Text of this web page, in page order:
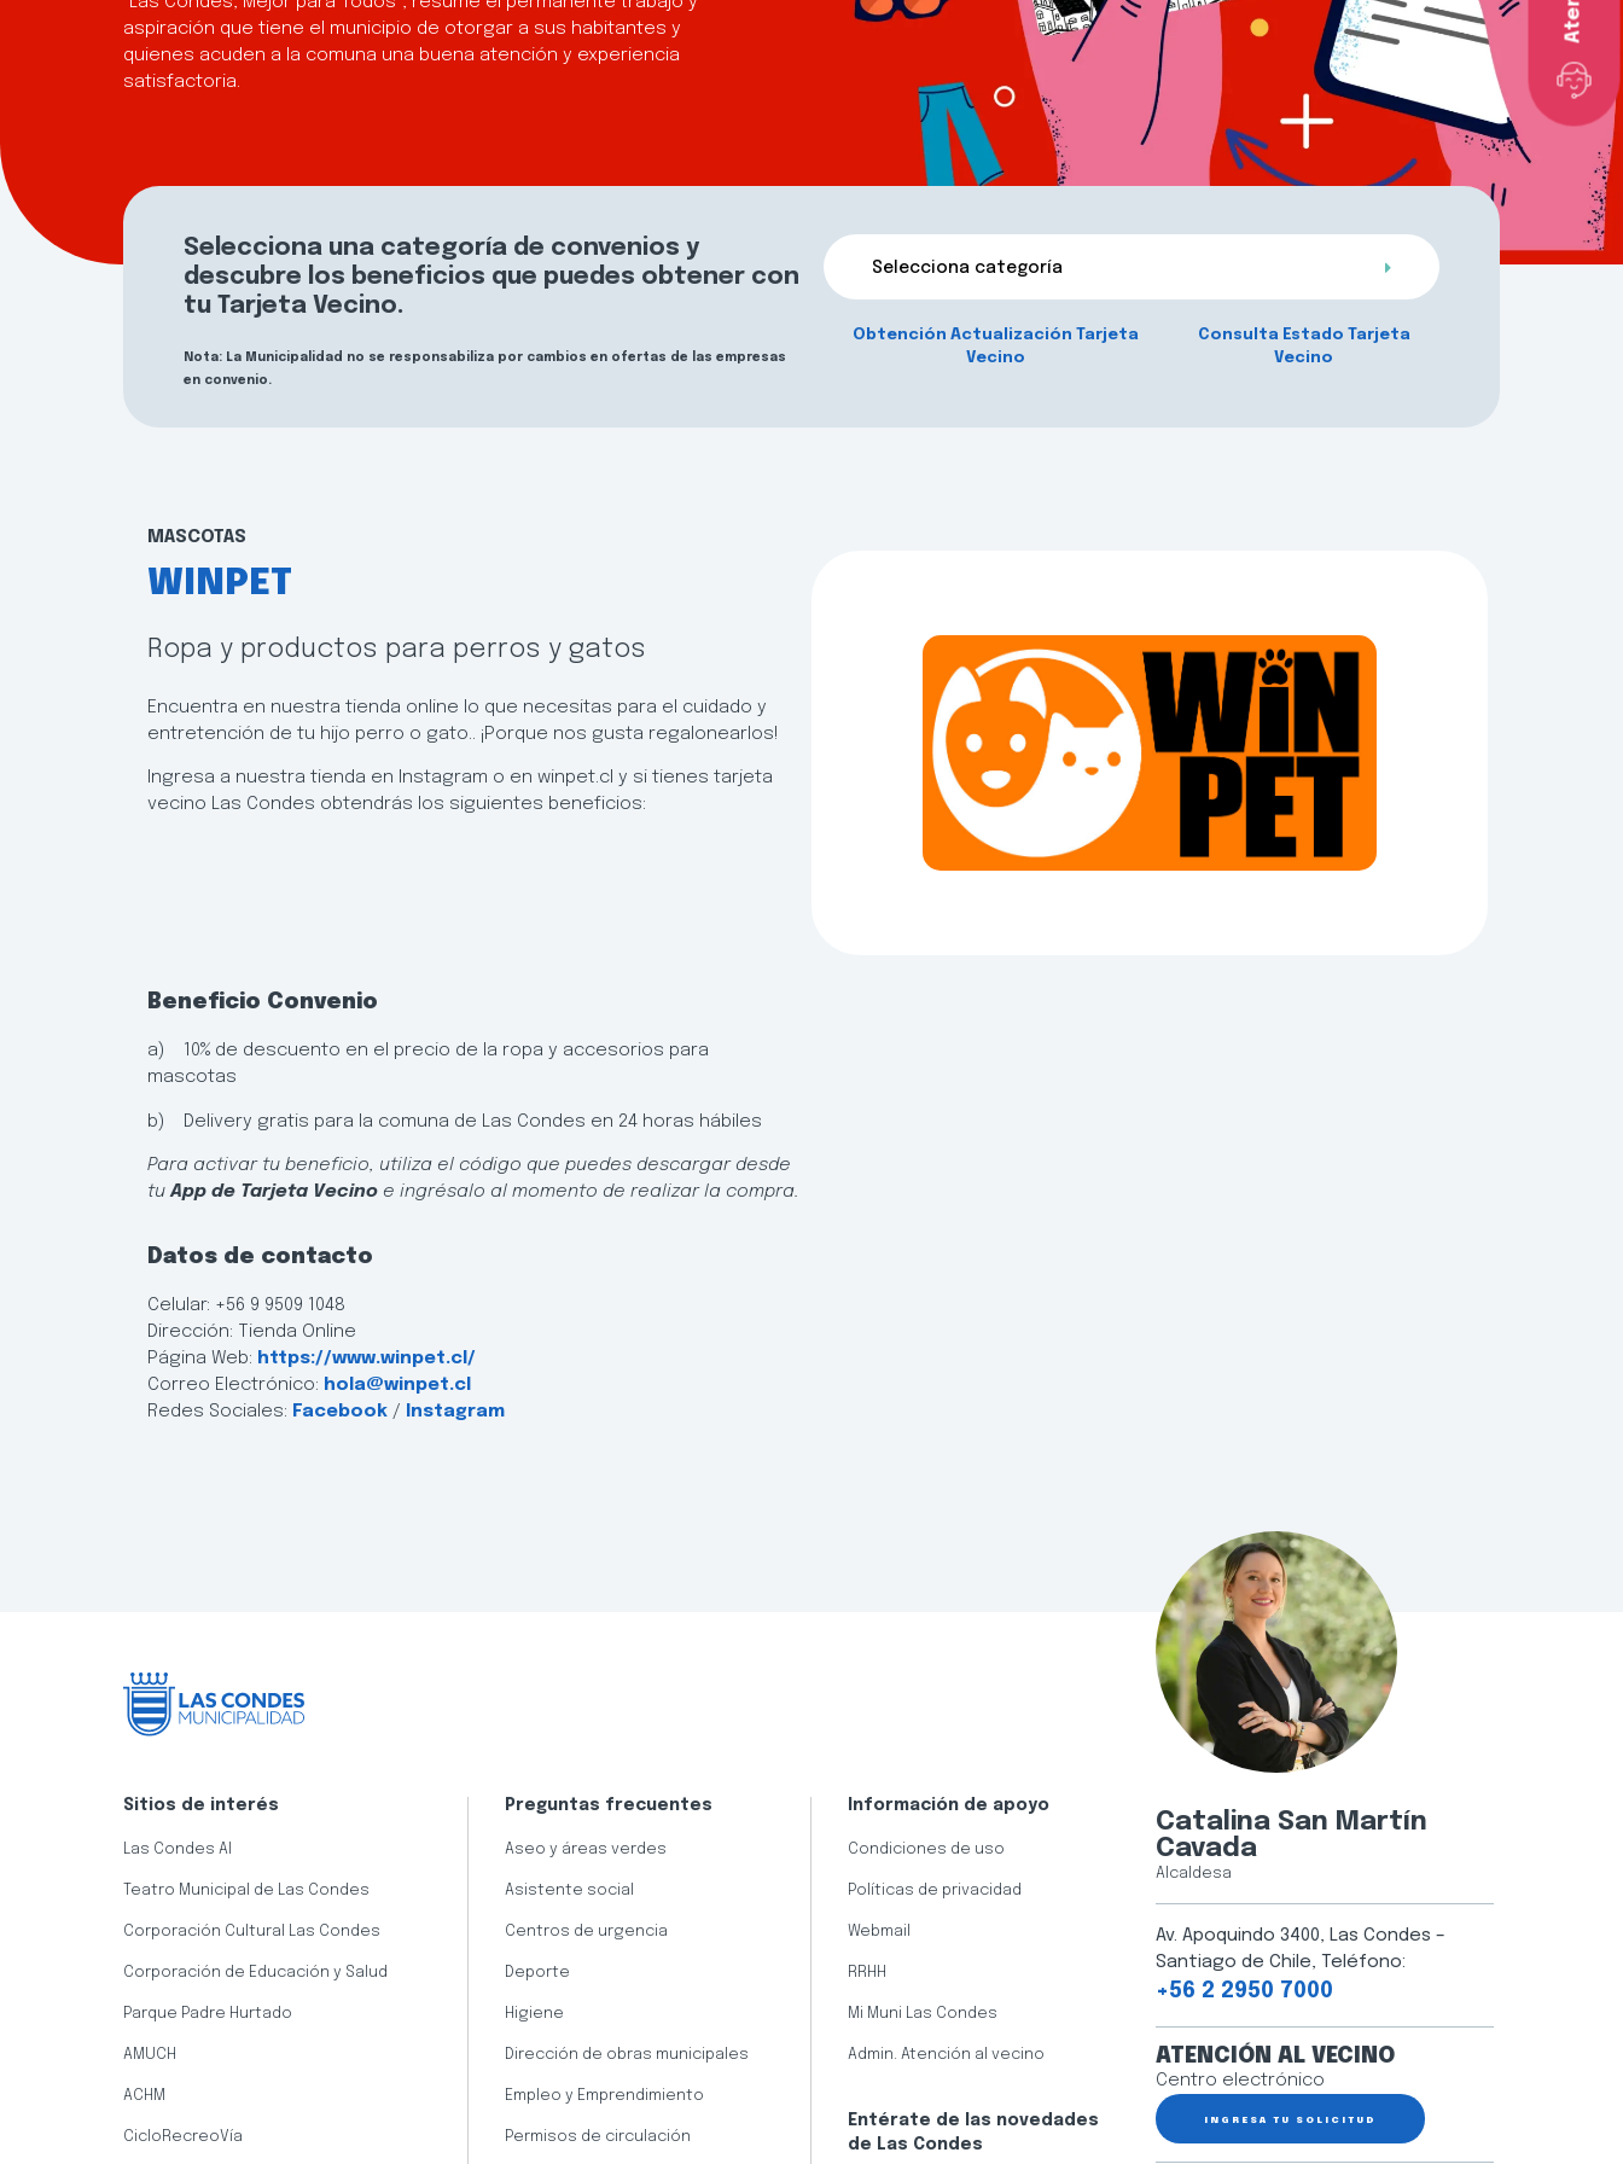
aspiración que tiene el municipio de otorgar a sus habitantes y
quienes acuden a la comuna una buena atención y experiencia
satisfactoria.
Selecciona una categoría de convenios y
descubre los beneficios que puedes obtener con
tu Tarjeta Vecino.
Nota: La Municipalidad no se responsabiliza por cambios en ofertas de las empresas
en convenio.
Selecciona categoría
Obtención Actualización Tarjeta
Vecino
Consulta Estado Tarjeta
Vecino
MASCOTAS
WINPET
Ropa y productos para perros y gatos
Encuentra en nuestra tienda online lo que necesitas para el cuidado y
entretención de tu hijo perro o gato.. ¡Porque nos gusta regalonearlos!
Ingresa a nuestra tienda en Instagram o en winpet.cl y si tienes tarjeta
vecino Las Condes obtendrás los siguientes beneficios:
Beneficio Convenio
a) 10% de descuento en el precio de la ropa y accesorios para
mascotas
b) Delivery gratis para la comuna de Las Condes en 24 horas hábiles
Para activar tu beneficio, utiliza el código que puedes descargar desde
tuApp de Tarjeta Vecino e ingrésalo al momento de realizar la compra.
Datos de contacto
Celular: +56 9 9509 1048
Dirección: Tienda Online
Página Web: https://www.winpet.cl/
Correo Electrónico: hola@winpet.cl
Redes Sociales: Facebook / Instagram
Sitios de interés
Las Condes AI
Teatro Municipal de Las Condes
Corporación Cultural Las Condes
Corporación de Educación y Salud
Parque Padre Hurtado
AMUCH
ACHM
CicloRecreoVía
Preguntas frecuentes
Aseo y áreas verdes
Asistente social
Centros de urgencia
Deporte
Higiene
Dirección de obras municipales
Empleo y Emprendimiento
Permisos de circulación
Información de apoyo
Condiciones de uso
Políticas de privacidad
Webmail
RRHH
Mi Muni Las Condes
Admin. Atención al vecino
Entérate de las novedades
de Las Condes
Catalina San Martín
Cavada
Alcaldesa
Av. Apoquindo 3400, Las Condes –
Santiago de Chile, Teléfono:
+56 2 2950 7000
ATENCIÓN AL VECINO
Centro electrónico
INGRESA TU SOLICITUD